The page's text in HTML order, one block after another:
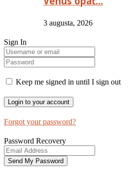
3 augusta, 2026
Sign In
Keep me signed in until I sign out
Forgot your password?
Password Recovery